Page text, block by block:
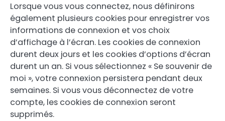
Lorsque vous vous connectez, nous définirons
également plusieurs cookies pour enregistrer vos
informations de connexion et vos choix
d’affichage à l’écran. Les cookies de connexion
durent deux jours et les cookies d’options d’écran
durent un an. Si vous sélectionnez « Se souvenir de
moi », votre connexion persistera pendant deux
semaines. Si vous vous déconnectez de votre
compte, les cookies de connexion seront
supprimés.